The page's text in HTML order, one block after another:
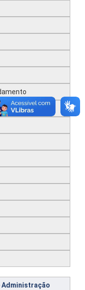
Administração